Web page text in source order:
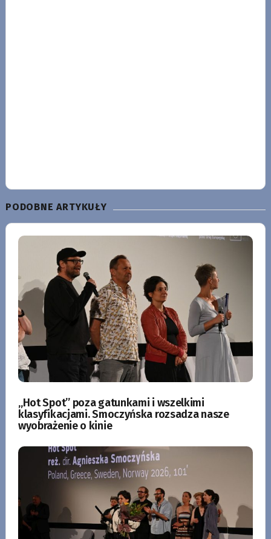
PODOBNE ARTYKUŁY
„Hot Spot” poza gatunkami i wszelkimi
klasyfikacjami. Smoczyńska rozsadza nasze
wyobrażenie o kinie